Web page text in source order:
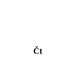
Čt